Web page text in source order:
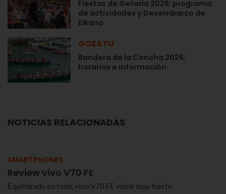
Fiestas de Getaria 2026: programa
de actividades y Desembarco de
Elkano
GOZATU
Bandera de la Concha 2026:
horarios e información
NOTICIAS RELACIONADAS
SMARTPHONES
Review vivo V70 FE
Equilibrado en todo, vivo V70 FE viene muy fuerte.